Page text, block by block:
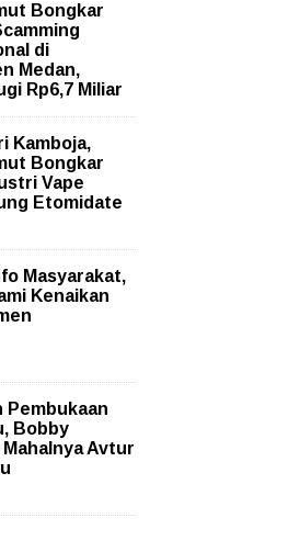
Bongkar
di
Medan,
Rp6,7 Miliar
Kamboja,
Bongkar
Vape
Etomidate
Masyarakat,
Kenaikan
Pembukaan
Bobby
Avtur